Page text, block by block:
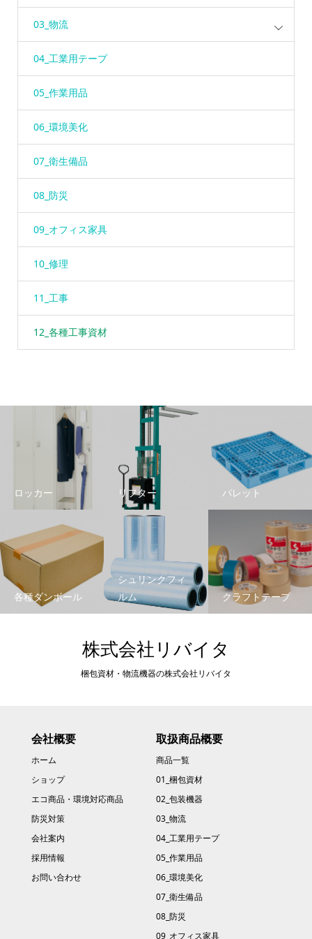
03_物流
04_工業用テープ
05_作業用品
06_環境美化
07_衛生備品
08_防災
09_オフィス家具
10_修理
11_工事
12_各種工事資材
ロッカー リフター パレット
各種ダンボール
シュリンクフィ
ルム
クラフトテープ
株式会社リバイタ
梱包資材・物流機器の株式会社リバイタ
会社概要
ホーム
ショップ
エコ商品・環境対応商品
防災対策
会社案内
採用情報
お問い合わせ
取扱商品概要
商品一覧
01_梱包資材
02_包装機器
03_物流
04_工業用テープ
05_作業用品
06_環境美化
07_衛生備品
08_防災
09_オフィス家具